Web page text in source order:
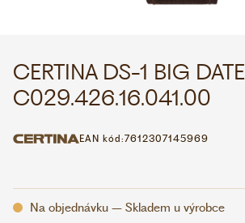
CERTINA DS-1 BIG DATE
C029.426.16.041.00
EAN kód:7612307145969
Na objednávku – Skladem u výrobce